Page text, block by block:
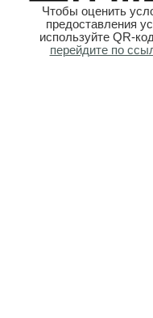
Чтобы оценить
предоставления
используйте QR-
перейдите по